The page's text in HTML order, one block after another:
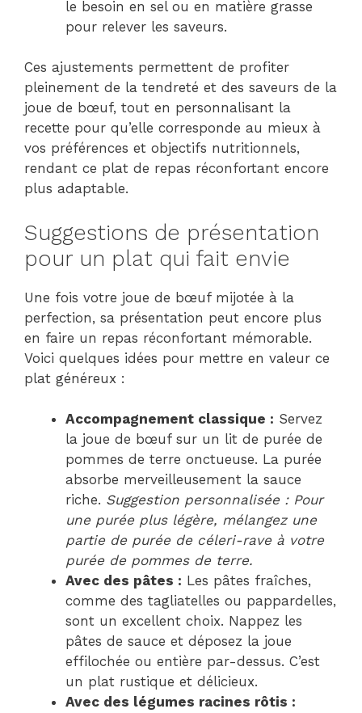
le besoin en sel ou en matière grasse
pour relever les saveurs.
Ces ajustements permettent de profiter
pleinement de la tendreté et des saveurs de la
joue de bœuf, tout en personnalisant la
recette pour qu’elle corresponde au mieux à
vos préférences et objectifs nutritionnels,
rendant ce plat de repas réconfortant encore
plus adaptable.
Suggestions de présentation
pour un plat qui fait envie
Une fois votre joue de bœuf mijotée à la
perfection, sa présentation peut encore plus
en faire un repas réconfortant mémorable.
Voici quelques idées pour mettre en valeur ce
plat généreux :
Accompagnement classique : Servez
la joue de bœuf sur un lit de purée de
pommes de terre onctueuse. La purée
absorbe merveilleusement la sauce
riche. Suggestion personnalisée : Pour
une purée plus légère, mélangez une
partie de purée de céleri-rave à votre
purée de pommes de terre.
Avec des pâtes : Les pâtes fraîches,
comme des tagliatelles ou pappardelles,
sont un excellent choix. Nappez les
pâtes de sauce et déposez la joue
effilochée ou entière par-dessus. C’est
un plat rustique et délicieux.
Avec des légumes racines rôtis :